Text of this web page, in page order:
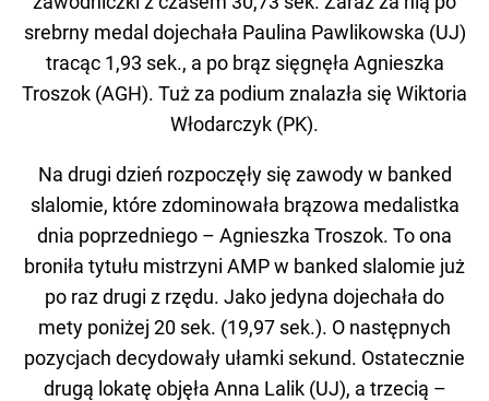
srebrny medal dojechała Paulina Pawlikowska (UJ)
tracąc 1,93 sek., a po brąz sięgnęła Agnieszka
Troszok (AGH). Tuż za podium znalazła się Wiktoria
Włodarczyk (PK).
Na drugi dzień rozpoczęły się zawody w banked
slalomie, które zdominowała brązowa medalistka
dnia poprzedniego – Agnieszka Troszok. To ona
broniła tytułu mistrzyni AMP w banked slalomie już
po raz drugi z rzędu. Jako jedyna dojechała do
mety poniżej 20 sek. (19,97 sek.). O następnych
pozycjach decydowały ułamki sekund. Ostatecznie
drugą lokatę objęła Anna Lalik (UJ), a trzecią –